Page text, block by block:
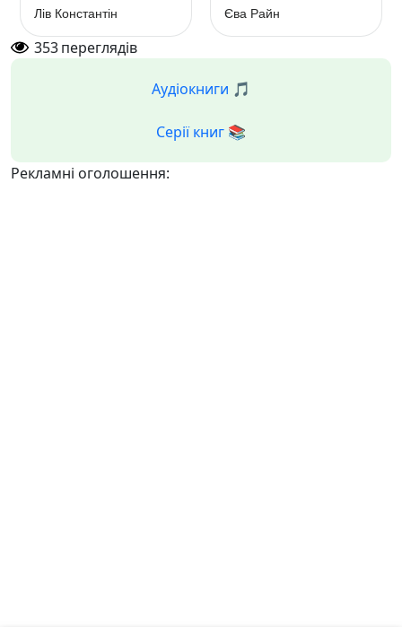
Лів Константін Єва Райн
353переглядів
Аудіокниги 🎵
Серії книг 📚
Рекламні оголошення: